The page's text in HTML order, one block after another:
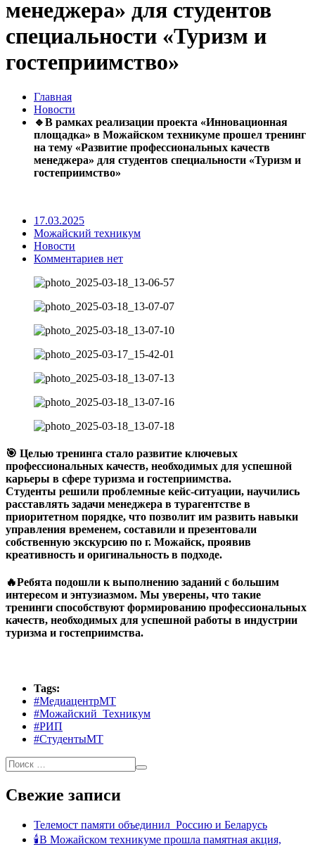
менеджера» для студентов
специальности «Туризм и
гостеприимство»
Главная
Новости
🔹В рамках реализации проекта «Инновационная
площадка» в Можайском техникуме прошел тренинг
на тему «Развитие профессиональных качеств
менеджера» для студентов специальности «Туризм и
гостеприимство»
17.03.2025
Можайский техникум
Новости
Комментариев нет
🎯 Целью тренинга стало развитие ключевых
профессиональных качеств, необходимых для успешной
карьеры в сфере туризма и гостеприимства.
Студенты решили проблемные кейс-ситуации, научились
расставлять задачи менеджера в турагентстве в
приоритетном порядке, что позволит им развить навыки
управления временем, составили и презентовали
собственную экскурсию по г. Можайск, проявив
креативность и оригинальность в подходе.
🔥Ребята подошли к выполнению заданий с большим
интересом и энтузиазмом. Мы уверены, что такие
тренинги способствуют формированию профессиональных
качеств, необходимых для успешной работы в индустрии
туризма и гостеприимства.
Tags:
#МедиацентрМТ
#Можайский_Техникум
#РИП
#СтудентыМТ
Свежие записи
Телемост памяти объединил Россию и Беларусь
🕯В Можайском техникуме прошла памятная акция,